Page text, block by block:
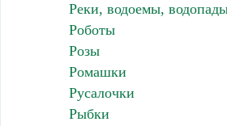
Реки, водоемы,
Роботы
Розы
Ромашки
Русалочки
Рыбки